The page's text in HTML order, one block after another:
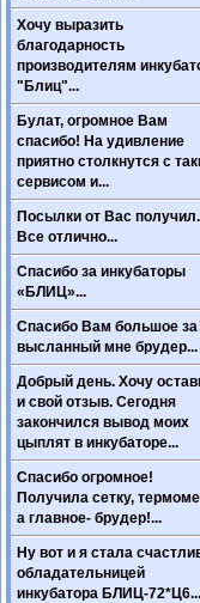
Хочу выразить
благодарность
производителям
"Блиц"...
Булат, огромное Вам
спасибо! На удивление
приятно столкнутся с
сервисом и...
Посылки от Вас получил.
Все отлично...
Спасибо за инкубаторы
«БЛИЦ»...
Спасибо Вам большое за
высланный мне брудер...
Добрый день. Хочу
и свой отзыв. Сегодня
закончился вывод моих
цыплят в инкубаторе...
Спасибо огромное!
Получила сетку,
а главное- брудер!...
Ну вот и я стала
обладательницей
инкубатора БЛИЦ-72*Ц6...